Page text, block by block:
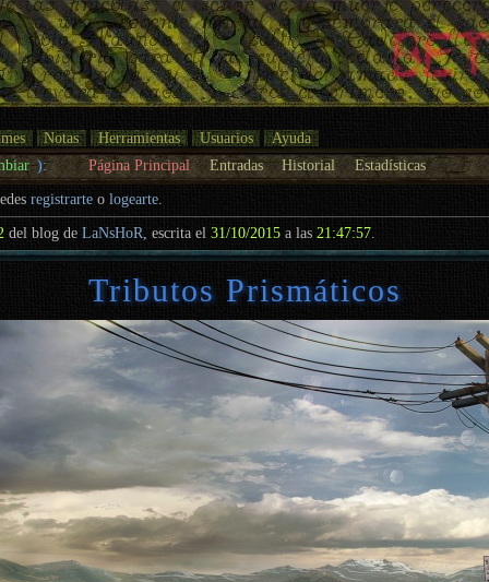
Notas Herramientas Usuarios
Ayuda
): Página Principal Entradas Historial Estadísticas
registrarte ologearte.
del blog deLaNsHoR , escrita el31/10/2015 a las 21:47:57
Tributos Prismáticos